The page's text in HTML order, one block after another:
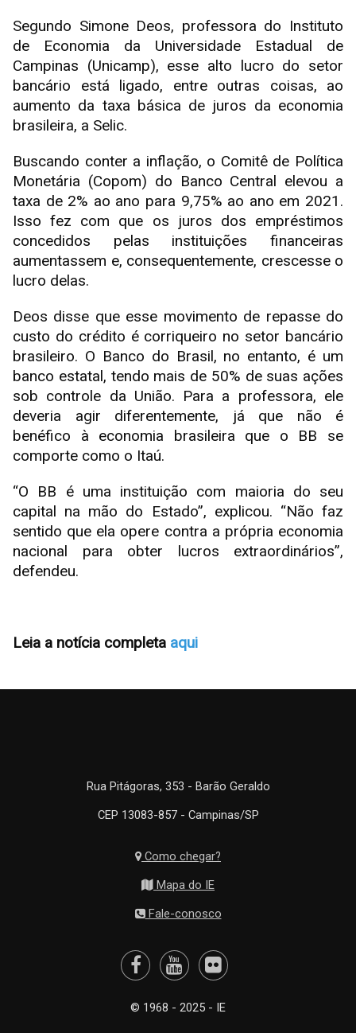
Segundo Simone Deos, professora do Instituto
de Economia da Universidade Estadual de
Campinas (Unicamp), esse alto lucro do setor
bancário está ligado, entre outras coisas, ao
aumento da taxa básica de juros da economia
brasileira, a Selic.
Buscando conter a inflação, o Comitê de Política
Monetária (Copom) do Banco Central elevou a
taxa de 2% ao ano para 9,75% ao ano em 2021.
Isso fez com que os juros dos empréstimos
concedidos pelas instituições financeiras
aumentassem e, consequentemente, crescesse o
lucro delas.
Deos disse que esse movimento de repasse do
custo do crédito é corriqueiro no setor bancário
brasileiro. O Banco do Brasil, no entanto, é um
banco estatal, tendo mais de 50% de suas ações
sob controle da União. Para a professora, ele
deveria agir diferentemente, já que não é
benéfico à economia brasileira que o BB se
comporte como o Itaú.
“O BB é uma instituição com maioria do seu
capital na mão do Estado”, explicou. “Não faz
sentido que ela opere contra a própria economia
nacional para obter lucros extraordinários”,
defendeu.
Leia a notícia completa aqui
Rua Pitágoras, 353 - Barão Geraldo
CEP 13083-857 - Campinas/SP
Como chegar?
Mapa do IE
Fale-conosco
© 1968 - 2025 - IE